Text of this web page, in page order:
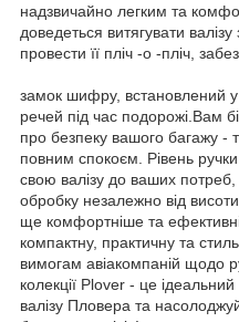
надзвичайно легким та
доведеться витягувати
провести її пліч -о -пліч,
замок шифру, встановлений у
речей під час подорожі.Вам
про безпеку вашого багажу -
повним спокоєм. Рівень
свою валізу до ваших
обробку незалежно від
ще комфортніше та
компактну, практичну та
вимогам авіакомпаній щодо
колекції Plover - це
валізу Пловера та